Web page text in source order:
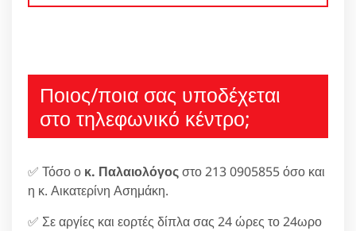
Ποιος/ποια σας υποδέχεται
στο τηλεφωνικό κέντρο;
✅ Τόσο ο κ. Παλαιολόγοςστο 213 0905855 όσο και
η κ. Αικατερίνη Ασημάκη.
✅ Σε αργίες και εορτές δίπλα σας 24 ώρες το 24ωρο